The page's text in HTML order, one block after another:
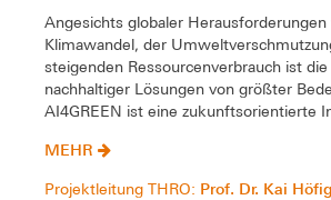
Angesichts globaler
Klimawandel, der
steigenden Ressourcenverbrauch ist
nachhaltiger Lösungen von größter
AI4GREEN ist eine zukunftsorientierte
MEHR
Projektleitung THRO: Prof. Dr. Kai Höfig